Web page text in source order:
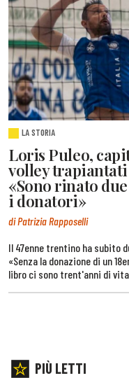
LA STORIA
Loris Puleo,
volley
«Sono rinato
i donatori»
di Patrizia Rapposelli
Il 47enne trentino ha subito
«Senza la donazione di un
libro ci sono trent'anni di
PIÙ LETTI